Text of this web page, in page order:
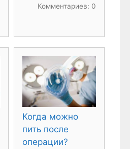
Комментариев: 0
Когда можно
пить после
операции?